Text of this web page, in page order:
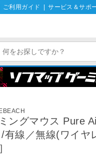
ご利用ガイド サービス＆サポ
ングマウス Pure
有線／無線(ワイヤ